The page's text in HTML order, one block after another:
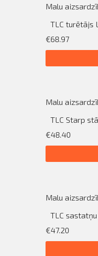
Malu
TLC turētājs
€68.97
Malu
TLC Starp
€48.40
Malu
TLC
€47.20